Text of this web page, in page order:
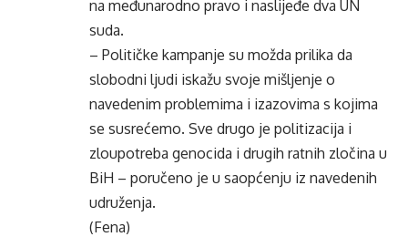
na međunarodno pravo i naslijeđe dva UN
suda.
– Političke kampanje su možda prilika da
slobodni ljudi iskažu svoje mišljenje o
navedenim problemima i izazovima s kojima
se susrećemo. Sve drugo je politizacija i
zloupotreba genocida i drugih ratnih zločina u
BiH – poručeno je u saopćenju iz navedenih
udruženja.
(Fena)